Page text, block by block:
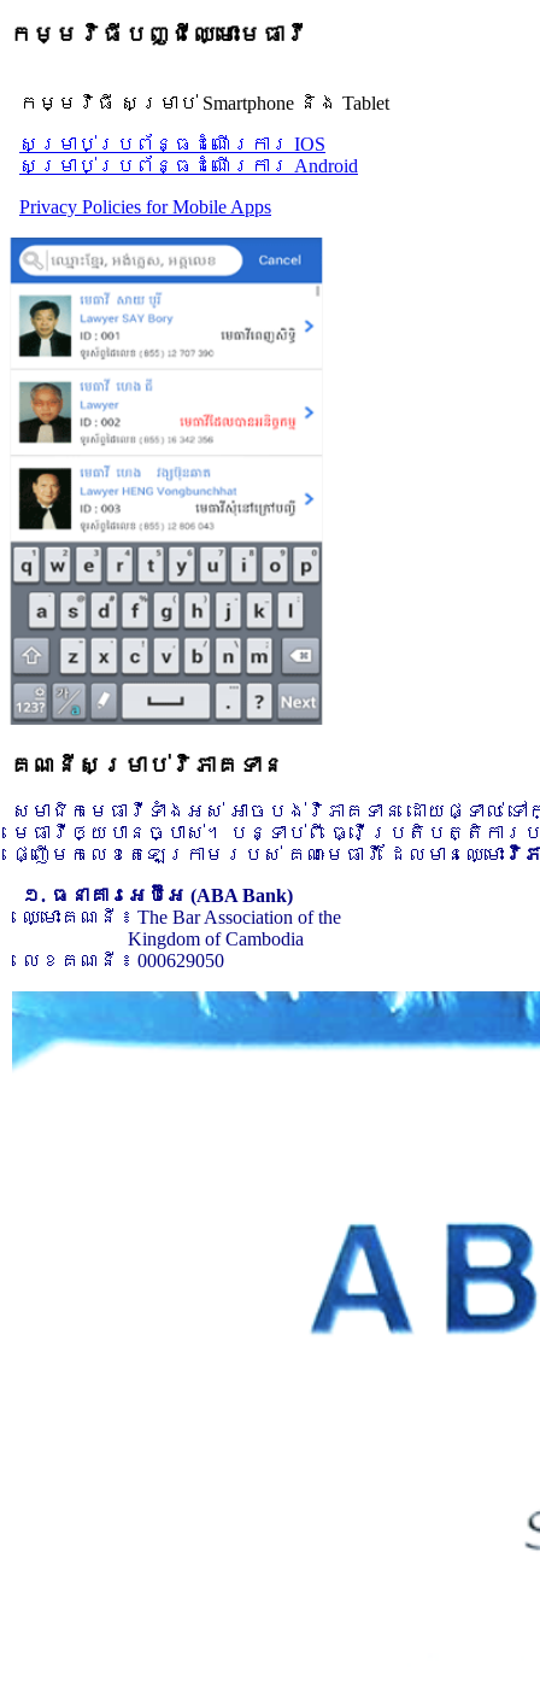
កម្មវិធីបញ្ជីឈ្មោះមេធាវី
កម្មវិធី សម្រាប់ Smartphone និង Tablet
សម្រាប់​ប្រព័ន្ធដំណើរការ IOS
សម្រាប់​ប្រព័ន្ធដំណើរការ Android
Privacy Policies for Mobile Apps
គណនីសម្រាប់វិភាគទាន
សមាជិកមេធាវីទាំងអស់ អាចបង់វិភាគទាន ដោយផ្ទាល់
មេធាវីឲ្យបានច្បាស់។ បន្ទាប់ពី ធ្វើប្រតិបត្តិកា
ផ្ញើមកលេខតេឡេក្រាមរបស់ គណៈមេធាវី ដែលមានឈ្មោះ វិភ
១. ធនាគារអេប៊ីអេ (ABA Bank)
ឈ្មោះគណនី ៖ The Bar Association of the
Kingdom of Cambodia
លេខគណនី ៖ 000629050